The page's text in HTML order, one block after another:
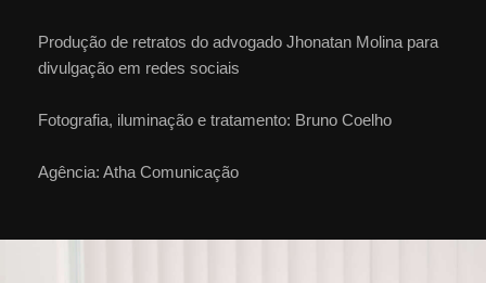
Produção de retratos do advogado Jhonatan Molina para
divulgação em redes sociais
Fotografia, iluminação e tratamento: Bruno Coelho
Agência: Atha Comunicação